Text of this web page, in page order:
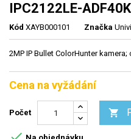
IPC2122LE-
Kód XAYB000101 Značka
2MP IP Bullet ColorHunter kamera;
Cena na vyžádání
Počet 